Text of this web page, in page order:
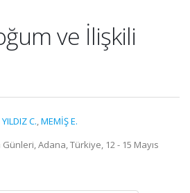
ve İlişkili
YILDIZ C.,MEMİŞ E.
Adana, Türkiye, 12 - 15 Mayıs